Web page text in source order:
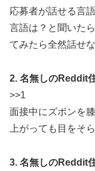
応募者が話せる言
言語は？と聞いた
てみたら全然話せな
2. 名無しのReddit
>>1
面接中にズボンを
上がっても目をそ
3. 名無しのReddit